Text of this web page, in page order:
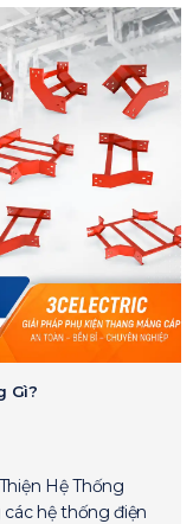
Gì?
Hệ Thống
hệ thống điện